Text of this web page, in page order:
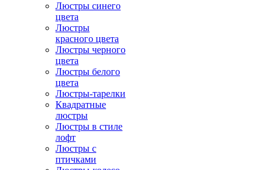
Люстры синего
цвета
Люстры
красного цвета
Люстры черного
цвета
Люстры белого
цвета
Люстры-тарелки
Квадратные
люстры
Люстры в стиле
лофт
Люстры с
птичками